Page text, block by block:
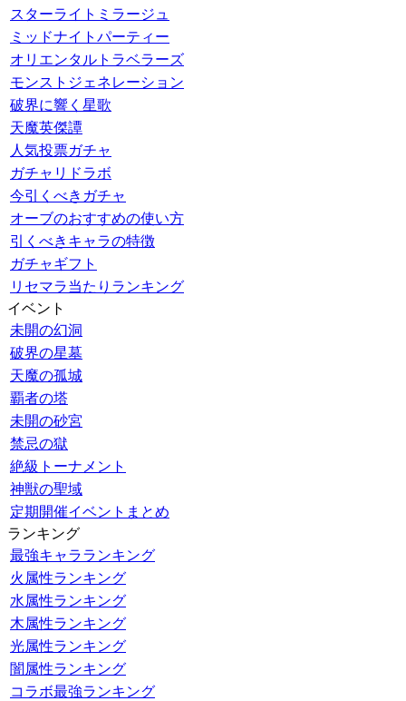
スターライトミラージュ
ミッドナイトパーティー
オリエンタルトラベラーズ
モンストジェネレーション
破界に響く星歌
天魔英傑譚
人気投票ガチャ
ガチャリドラボ
今引くべきガチャ
オーブのおすすめの使い方
引くべきキャラの特徴
ガチャギフト
リセマラ当たりランキング
イベント
未開の幻洞
破界の星墓
天魔の孤城
覇者の塔
未開の砂宮
禁忌の獄
絶級トーナメント
神獣の聖域
定期開催イベントまとめ
ランキング
最強キャラランキング
火属性ランキング
水属性ランキング
木属性ランキング
光属性ランキング
闇属性ランキング
コラボ最強ランキング